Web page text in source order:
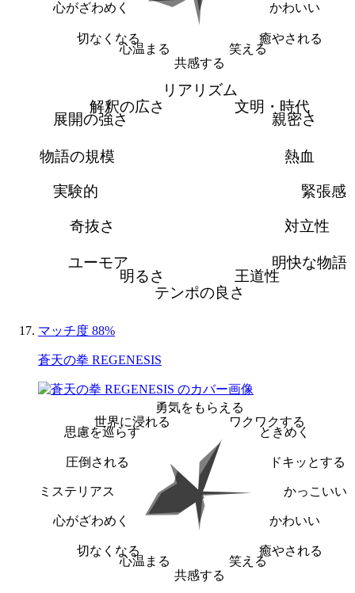
かわいい
癒やされる
笑える
共感する
心温まる
切なくなる
心がざわめく
リアリズム
文明・時代
親密さ
熱血
緊張感
対立性
明快な物語
王道性
テンポの良さ
明るさ
ユーモア
奇抜さ
実験的
物語の規模
展開の強さ
解釈の広さ
マッチ度 88%
蒼天の拳 REGENESIS
勇気をもらえる
ワクワクする
ときめく
ドキッとする
かっこいい
かわいい
癒やされる
笑える
共感する
心温まる
切なくなる
心がざわめく
ミステリアス
圧倒される
思慮を巡らす
世界に浸れる